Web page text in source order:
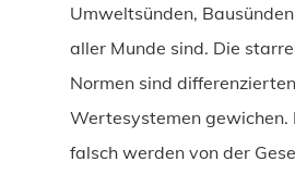
Umweltsünden,
aller Munde sind. Die
Normen sind differenzierten
Wertesystemen gewichen.
falsch werden von der